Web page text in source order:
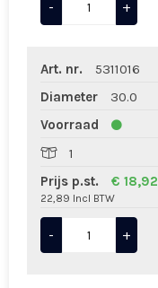
- +
Art. nr.
5311016
Diameter
30.0
Voorraad
1
Prijs p.st.
€ 18,92
22,89 Incl BTW
- +